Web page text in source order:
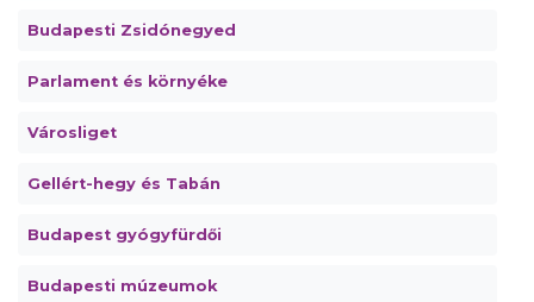
Budapesti Zsidónegyed
Parlament és környéke
Városliget
Gellért-hegy és Tabán
Budapest gyógyfürdői
Budapesti múzeumok